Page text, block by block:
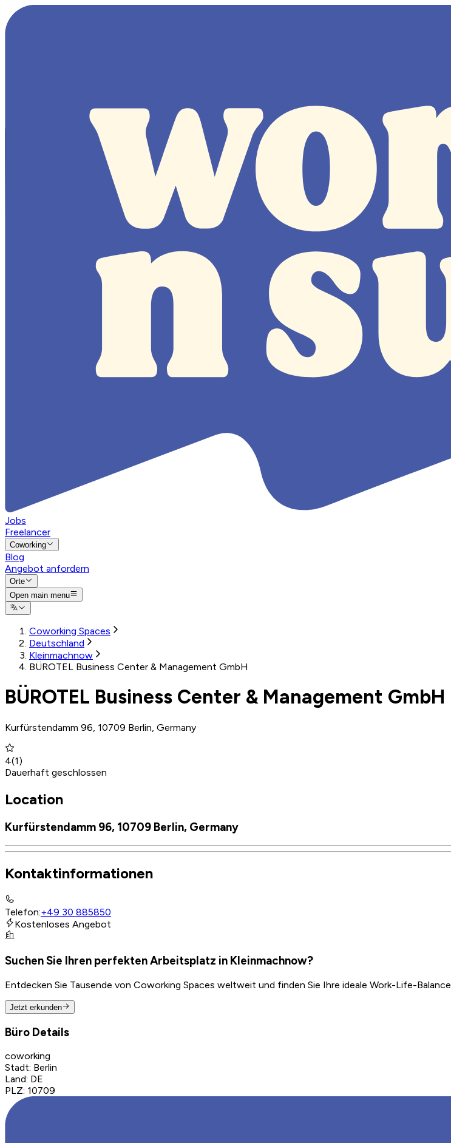
Jobs
Freelancer
Coworking
Blog
Angebot anfordern
Orte
Open main menu
Coworking Spaces
Deutschland
Kleinmachnow
BÜROTEL Business Center & Management GmbH
BÜROTEL Business Center & Management GmbH
Kurfürstendamm 96, 10709 Berlin, Germany
4(1)
Dauerhaft geschlossen
Location
Kurfürstendamm 96, 10709 Berlin, Germany
Kontaktinformationen
Telefon:+49 30 885850
Kostenloses Angebot
Suchen Sie Ihren perfekten Arbeitsplatz in Kleinmachnow?
Entdecken Sie Tausende von Coworking Spaces weltweit und finden Sie Ihre ideale Work-Life-Balance.
Jetzt erkunden
Büro Details
coworking
Stadt: Berlin
Land: DE
PLZ: 10709